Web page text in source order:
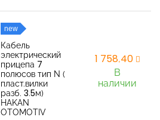
new
Кабель
электрический
прицепа 7
полюсов тип N (
пласт.вилки
разб. 3.5м)
HAKAN
OTOMOTIV
1 758,40
В
наличии